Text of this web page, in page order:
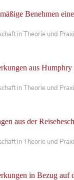
Benehmen
in Theorie und
aus
in Theorie und
aus der
in Theorie und
in Bezug